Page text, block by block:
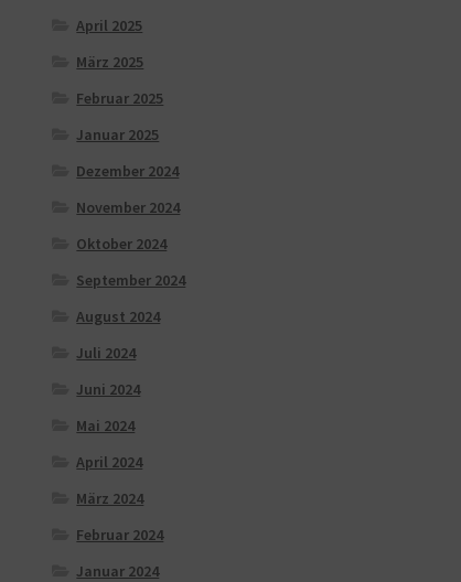
April 2025
März 2025
Februar 2025
Januar 2025
Dezember 2024
November 2024
Oktober 2024
September 2024
August 2024
Juli 2024
Juni 2024
Mai 2024
April 2024
März 2024
Februar 2024
Januar 2024